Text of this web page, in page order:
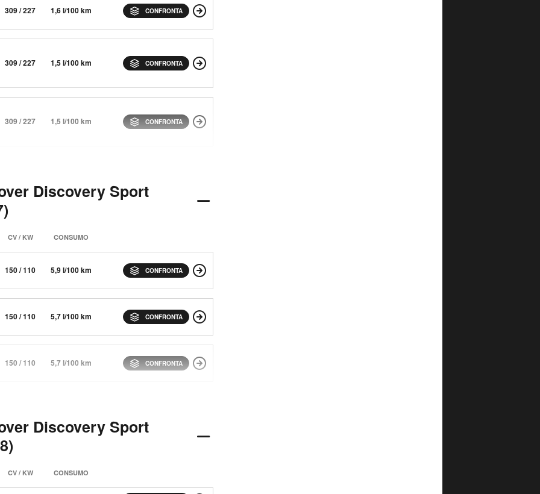
309 / 227 1,6 l/100 km CONFRONTA
309 / 227 1,5 l/100 km CONFRONTA
309 / 227 1,5 l/100 km CONFRONTA
Discovery Sport
CV / KW CONSUMO
150 / 110 5,9 l/100 km CONFRONTA
150 / 110 5,7 l/100 km CONFRONTA
150 / 110 5,7 l/100 km CONFRONTA
Discovery Sport
CV / KW CONSUMO